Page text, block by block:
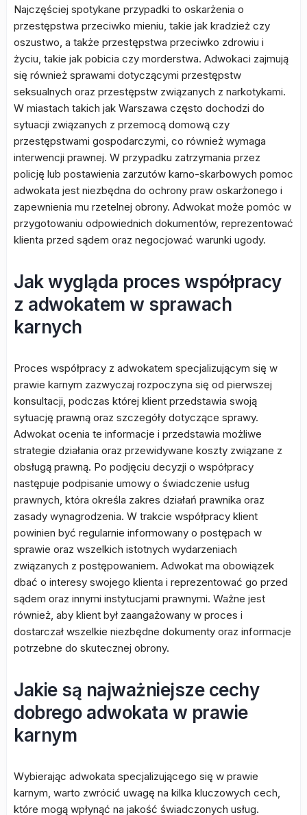
Najczęściej spotykane przypadki to oskarżenia o
przestępstwa przeciwko mieniu, takie jak kradzież czy
oszustwo, a także przestępstwa przeciwko zdrowiu i
życiu, takie jak pobicia czy morderstwa. Adwokaci zajmują
się również sprawami dotyczącymi przestępstw
seksualnych oraz przestępstw związanych z narkotykami.
W miastach takich jak Warszawa często dochodzi do
sytuacji związanych z przemocą domową czy
przestępstwami gospodarczymi, co również wymaga
interwencji prawnej. W przypadku zatrzymania przez
policję lub postawienia zarzutów karno-skarbowych pomoc
adwokata jest niezbędna do ochrony praw oskarżonego i
zapewnienia mu rzetelnej obrony. Adwokat może pomóc w
przygotowaniu odpowiednich dokumentów, reprezentować
klienta przed sądem oraz negocjować warunki ugody.
Jak wygląda proces współpracy
z adwokatem w sprawach
karnych
Proces współpracy z adwokatem specjalizującym się w
prawie karnym zazwyczaj rozpoczyna się od pierwszej
konsultacji, podczas której klient przedstawia swoją
sytuację prawną oraz szczegóły dotyczące sprawy.
Adwokat ocenia te informacje i przedstawia możliwe
strategie działania oraz przewidywane koszty związane z
obsługą prawną. Po podjęciu decyzji o współpracy
następuje podpisanie umowy o świadczenie usług
prawnych, która określa zakres działań prawnika oraz
zasady wynagrodzenia. W trakcie współpracy klient
powinien być regularnie informowany o postępach w
sprawie oraz wszelkich istotnych wydarzeniach
związanych z postępowaniem. Adwokat ma obowiązek
dbać o interesy swojego klienta i reprezentować go przed
sądem oraz innymi instytucjami prawnymi. Ważne jest
również, aby klient był zaangażowany w proces i
dostarczał wszelkie niezbędne dokumenty oraz informacje
potrzebne do skutecznej obrony.
Jakie są najważniejsze cechy
dobrego adwokata w prawie
karnym
Wybierając adwokata specjalizującego się w prawie
karnym, warto zwrócić uwagę na kilka kluczowych cech,
które mogą wpłynąć na jakość świadczonych usług.